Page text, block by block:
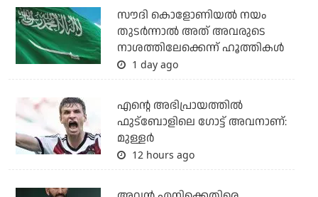
സൗദി കൊളോണിയല്‍ നയം
തുടര്‍ന്നാല്‍ അത് അവരുടെ
നാശത്തിലേക്കെന്ന് ഹൂത്തികള്‍
1 day ago
എന്റെ അഭിപ്രായത്തില്‍
ഫുട്‌ബോളിലെ ഗോട്ട് അവനാണ്:
മുള്ളര്‍
12 hours ago